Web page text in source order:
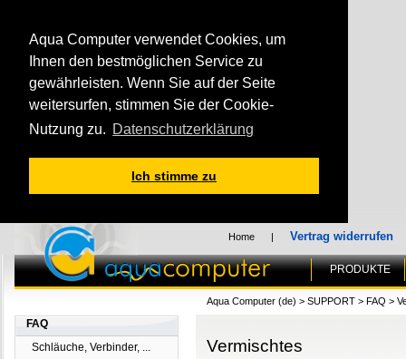
Aqua Computer verwendet Cookies, um
Ihnen den bestmöglichen Service zu
gewährleisten. Wenn Sie auf der Seite
weitersurfen, stimmen Sie der Cookie-
Nutzung zu. Datenschutzerklärung
Ich stimme zu
Home | Vertrag widerrufen
PRODUKTE
FAQ
Schläuche, Verbinder, ...
Aqua Computer (de) > SUPPORT > FAQ >
Vermischtes